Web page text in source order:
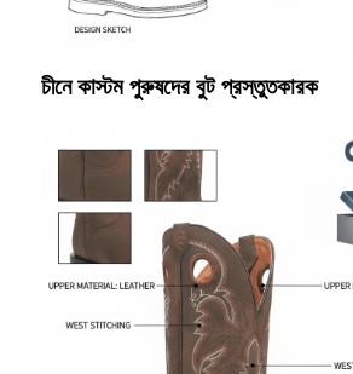
চীনে কাস্টম পুরুষদের বুট প্রস্তুতকারক